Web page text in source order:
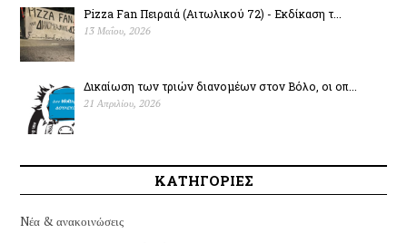
Pizza Fan Πειραιά (Αιτωλικού 72) - Εκδίκαση τ...
13 Μαΐου, 2026
Δικαίωση των τριών διανομέων στον Βόλο, οι οπ...
21 Απριλίου, 2026
ΚΑΤΗΓΟΡΙΕΣ
Nέα & ανακοινώσεις